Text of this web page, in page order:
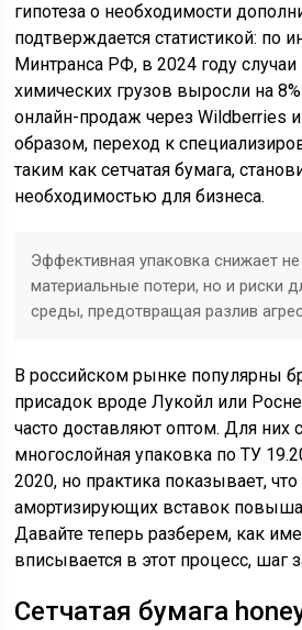
гипотеза о необходимости
подтверждается статистикой: по
Минтранса РФ, в 2024 году
химических грузов выросли на
онлайн-продаж через Wildberries
образом, переход к
таким как сетчатая бумага,
необходимостью для бизнеса.
Эффективная упаковка снижает
материальные потери, но и риски
среды, предотвращая разлив
В российском рынке популярны
присадок вроде Лукойл или
часто доставляют оптом. Для них
многослойная упаковка по ТУ
2020, но практика показывает,
амортизирующих вставок
Давайте теперь разберем, как
вписывается в этот процесс, шаг
Сетчатая бумага